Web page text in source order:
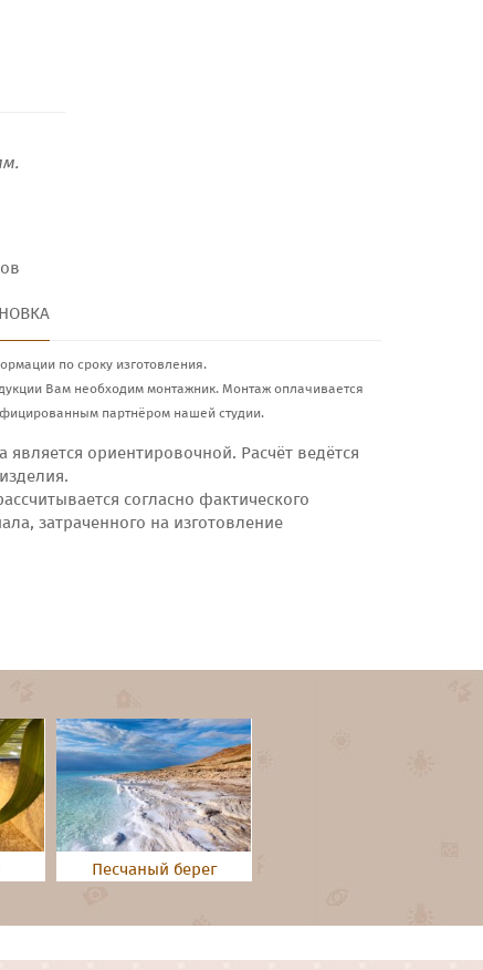
по сроку изготовления.
Вам необходим монтажник. Монтаж оплачивается
партнёром нашей студии.
является ориентировочной. Расчёт ведётся
согласно фактического
затраченного на изготовление
Песчаный берег